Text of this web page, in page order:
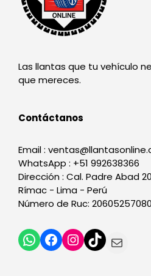
Las llantas que tu vehículo
que mereces.
Contáctanos
Email :
WhatsApp : +51 992638366
Dirección : Cal. Padre Abad
Rímac - Lima - Perú
Número de Ruc: 20605257080